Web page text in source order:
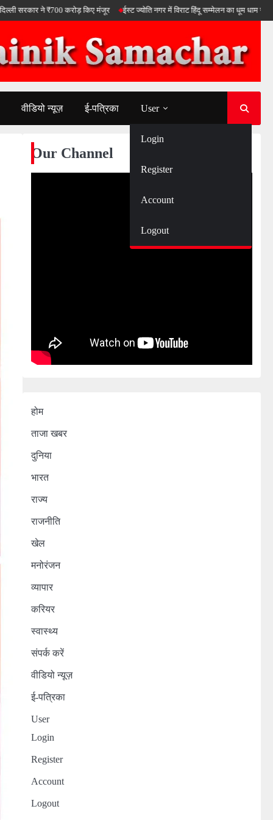
ने ₹700 करोड़ किए मंजूर ईस्ट ज्योति नगर में विराट हिंदू सम्मेलन का धूम धाम से आयोजन हुआ
वीडियो न्यूज़ ई-पत्रिका User
Login
Register
Account
Logout
Our Channel
होम
ताजा खबर
दुनिया
भारत
राज्य
राजनीति
खेल
मनोरंजन
व्यापार
करियर
स्वास्थ्य
संपर्क करें
वीडियो न्यूज़
ई-पत्रिका
User
Login
Register
Account
Logout